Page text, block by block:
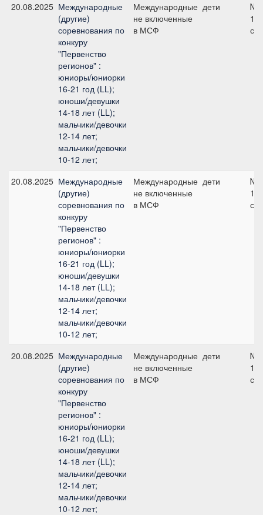
20.08.2025 Международные
(другие)
соревнования по
конкуру
"Первенство
регионов" :
юниоры/юниорки
16-21 год (LL);
юноши/девушки
14-18 лет (LL);
мальчики/девочки
12-14 лет;
мальчики/девочки
10-12 лет;
Международные
не включенные
в МСФ
дети
см
20.08.2025 Международные
(другие)
соревнования по
конкуру
"Первенство
регионов" :
юниоры/юниорки
16-21 год (LL);
юноши/девушки
14-18 лет (LL);
мальчики/девочки
12-14 лет;
мальчики/девочки
10-12 лет;
Международные
не включенные
в МСФ
дети
см
20.08.2025 Международные
(другие)
соревнования по
конкуру
"Первенство
регионов" :
юниоры/юниорки
16-21 год (LL);
юноши/девушки
14-18 лет (LL);
мальчики/девочки
12-14 лет;
мальчики/девочки
10-12 лет;
Международные
не включенные
в МСФ
дети
см